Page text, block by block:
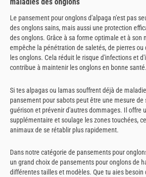
maladies des onglons
Le pansement pour onglons d'alpaga n'est pas
des onglons sains, mais aussi une protection
des onglons. Grâce à sa forme optimale et à son
empêche la pénétration de saletés, de pierres
les onglons. Cela réduit le risque d'infections et
contribue à maintenir les onglons en bonne santé.
Si tes alpagas ou lamas souffrent déjà de
pansement pour sabots peut être une mesure de
guérison et prévenir d'autres dommages. Il offre
supplémentaire et soulage les zones touchées,
animaux de se rétablir plus rapidement.
Dans notre catégorie de pansements pour
un grand choix de pansements pour onglons de
différentes tailles et modèles. Que tu aies besoin